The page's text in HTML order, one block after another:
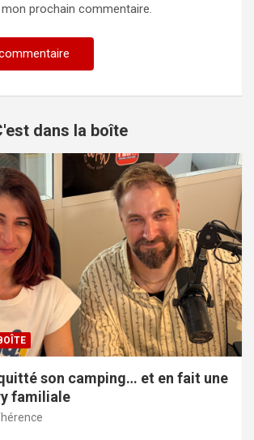
prochain commentaire.
dans la boîte
son camping… et en fait une
familiale